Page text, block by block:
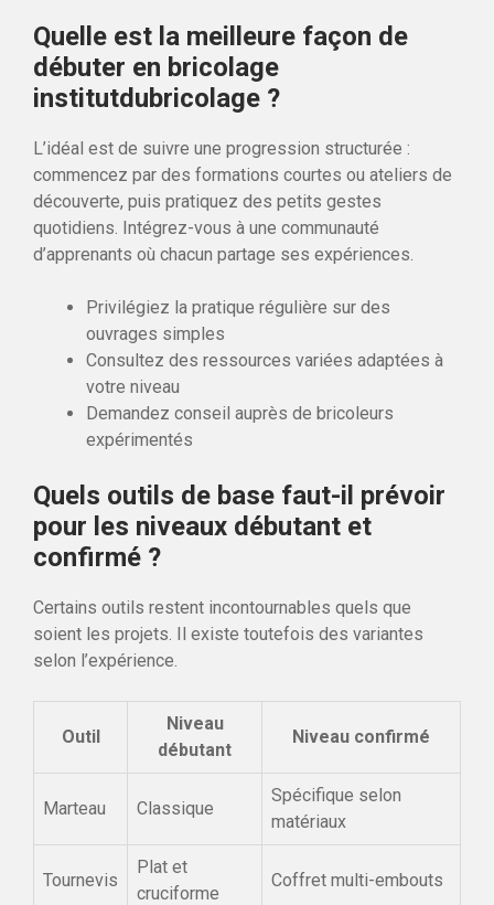
Quelle est la meilleure façon de
débuter en bricolage
institutdubricolage ?
L’idéal est de suivre une progression structurée :
commencez par des formations courtes ou ateliers de
découverte, puis pratiquez des petits gestes
quotidiens. Intégrez-vous à une communauté
d’apprenants où chacun partage ses expériences.
Privilégiez la pratique régulière sur des
ouvrages simples
Consultez des ressources variées adaptées à
votre niveau
Demandez conseil auprès de bricoleurs
expérimentés
Quels outils de base faut-il prévoir
pour les niveaux débutant et
confirmé ?
Certains outils restent incontournables quels que
soient les projets. Il existe toutefois des variantes
selon l’expérience.
Outil
Niveau
débutant
Niveau confirmé
Marteau Classique
Spécifique selon
matériaux
Tournevis
Plat et
cruciforme
Coffret multi-embouts